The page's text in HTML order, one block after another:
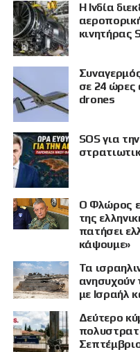
Η Ινδία
κινητήρας
σε 24 ώρες
drones
SOS για
Ο Φλώρος
της
πατήσει
κάψουμε»
Τα
ανησυχούν
με Ισραήλ
Δεύτερο